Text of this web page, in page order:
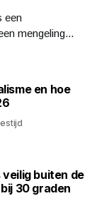
een
mengeling...
en hoe
veilig buiten de
30 graden